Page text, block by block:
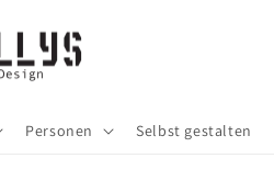
Personen Selbst gestalten